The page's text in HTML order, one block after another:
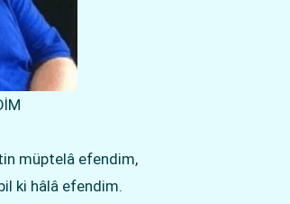
müptelâ efendim,
ki hâlâ efendim.